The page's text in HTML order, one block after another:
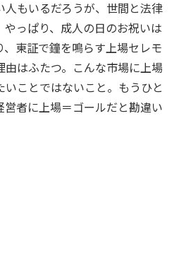
もいるだろうが、世間と法律
っぱり、成人の日のお祝いは
東証で鐘を鳴らす上場セレモ
はふたつ。こんな市場に上場
ことではないこと。もうひと
者に上場＝ゴールだと勘違い